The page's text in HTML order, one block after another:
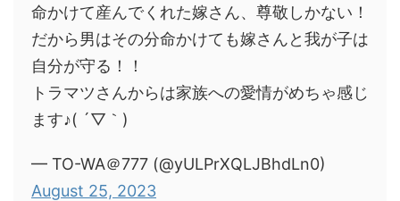
命かけて産んでくれた嫁さん、尊敬しかない！
だから男はその分命かけても嫁さんと我が子は
自分が守る！！
トラマツさんからは家族への愛情がめちゃ感じ
ます♪( ´▽｀)
— TO-WA＠777 (@yULPrXQLJBhdLn0)
August 25, 2023